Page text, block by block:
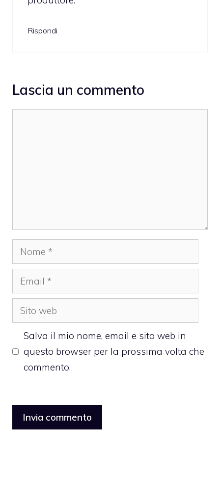
Rispondi
Lascia un commento
Nome
Email
Sito
web
Salva il mio nome, email e sito web in
questo browser per la prossima volta che
commento.